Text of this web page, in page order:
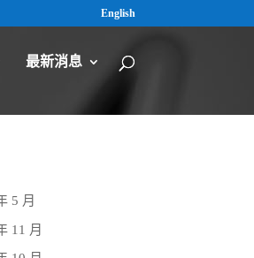
English
最新消息
5 月
11 月